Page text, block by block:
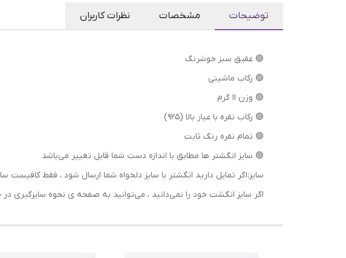
توضیحات مشخصات نظرات کاربران
🟢 عقیق سبز خوشرنگ
🟢 رکاب ماشینی
🟢 وزن ۱۱ گرم
🟢 رکاب نقره با عیار بالا (۹۲۵)
🟢 تمام نقره رنگ ثابت
🟢 سایز انگشتر ها مطابق با اندازه دست شما قابل تغییر می‌باشد
سایز:اگر تمایل دارید انگشتر با سایز دلخواه شما ارسال شود ، فقط
اگر سایز انگشت خود را نمی‌دانید ، می‌توانید به صفحه ی نحوه سایزگیری